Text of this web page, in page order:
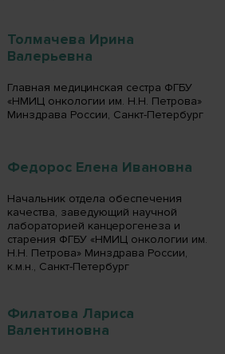
Толмачева Ирина
Валерьевна
Главная медицинская сестра ФГБУ
«НМИЦ онкологии им. Н.Н. Петрова»
Минздрава России, Санкт-Петербург
Федорос Елена Ивановна
Начальник отдела обеспечения
качества, заведующий научной
лабораторией канцерогенеза и
старения ФГБУ «НМИЦ онкологии им.
Н.Н. Петрова» Минздрава России,
к.м.н., Санкт-Петербург
Филатова Лариса
Валентиновна